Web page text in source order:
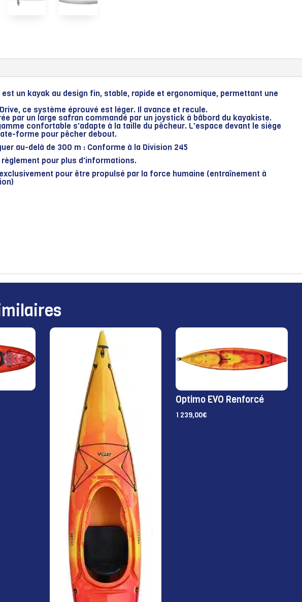
est un kayak au design fin, stable, rapide et ergonomique, permettant une
ce système éprouvé est léger. Il avance et recule.
par un large safran commandé par un joystick à bâbord du kayakiste.
confortable s'adapte à la taille du pêcheur. L'espace devant le siège
forme pour pêcher debout.
au-delà de 300 m : Conforme à la Division 245
règlement pour plus d'informations.
pour être propulsé par la force humaine (entraînement à
Optimo EVO Renforcé
1 239,00€